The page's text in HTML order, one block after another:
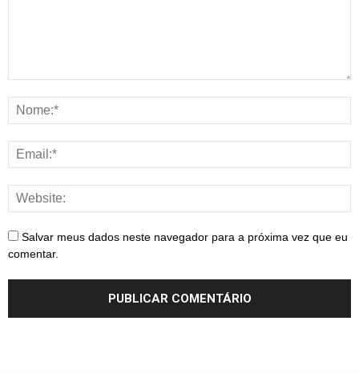
Salvar meus dados neste navegador para a próxima vez que eu
comentar.